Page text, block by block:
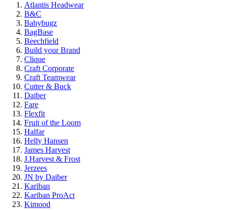
Atlantis Headwear
B&C
Babybugz
BagBase
Beechfield
Build your Brand
Clique
Craft Corporate
Craft Teamwear
Cutter & Buck
Daiber
Fare
Flexfit
Fruit of the Loom
Halfar
Helly Hansen
James Harvest
J.Harvest & Frost
Jerzees
JN by Daiber
Kariban
Kariban ProAct
Kimood